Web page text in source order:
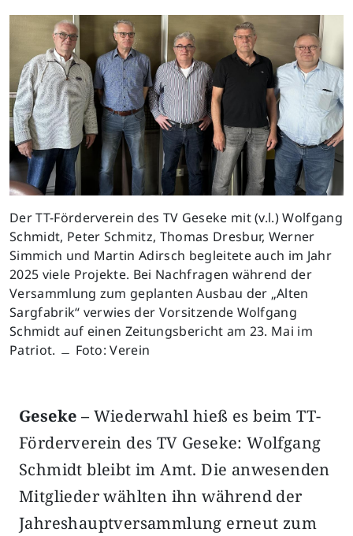
Der TT-Förderverein des TV Geseke mit (v.l.) Wolfgang
Schmidt, Peter Schmitz, Thomas Dresbur, Werner
Simmich und Martin Adirsch begleitete auch im Jahr
2025 viele Projekte. Bei Nachfragen während der
Versammlung zum geplanten Ausbau der „Alten
Sargfabrik“ verwies der Vorsitzende Wolfgang
Schmidt auf einen Zeitungsbericht am 23. Mai im
Patriot. ﹘ Foto: Verein
Geseke – Wiederwahl hieß es beim TT-
Förderverein des TV Geseke: Wolfgang
Schmidt bleibt im Amt. Die anwesenden
Mitglieder wählten ihn während der
Jahreshauptversammlung erneut zum